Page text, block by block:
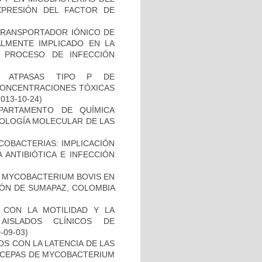
DEL FACTOR DE
IÓNICO DE
IMPLICADO EN LA
DE INFECCIÓN
ATPASAS TIPO P DE
TÓXICAS
10-24)
DE QUÍMICA
MOLECULAR DE LAS
IMPLICACIÓN
ANTIBIÓTICA E INFECCIÓN
BOVIS EN
DE SUMAPAZ, COLOMBIA
CON LA MOTILIDAD Y LA
CLÍNICOS DE
09-03)
CON LA LATENCIA DE LAS
DE MYCOBACTERIUM